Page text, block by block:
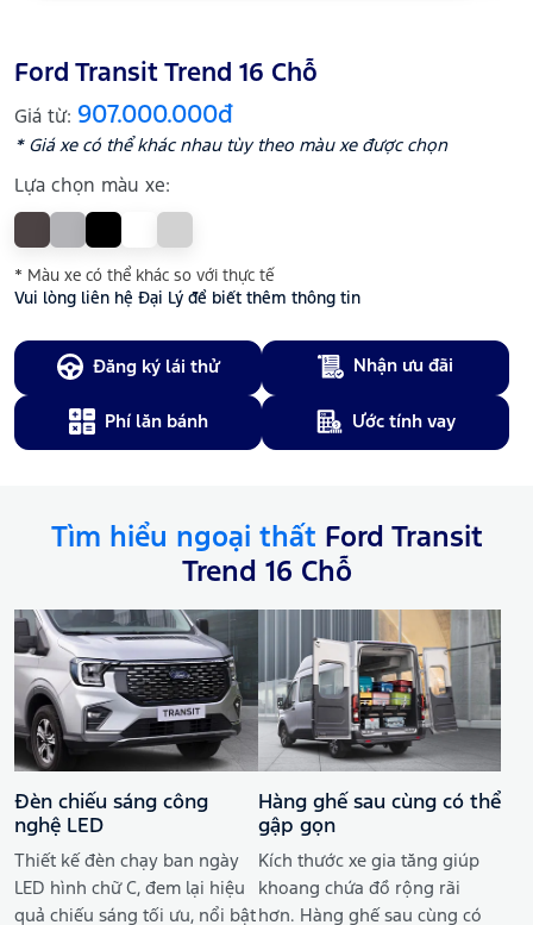
Ford Transit Trend 16 Chỗ
Giá từ: 907.000.000đ
* Giá xe có thể khác nhau tùy theo màu xe được chọn
Lựa chọn màu xe:
* Màu xe có thể khác so với thực tế
Vui lòng liên hệ Đại Lý để biết thêm thông tin
Đăng ký lái thử Nhận ưu đãi
Phí lăn bánh Ước tính vay
Tìm hiểu ngoại thất Ford Transit
Trend 16 Chỗ
Đèn chiếu sáng công
nghệ LED
Thiết kế đèn chạy ban ngày
LED hình chữ C, đem lại hiệu
quả chiếu sáng tối ưu, nổi bật
Hàng ghế sau cùng có thể
gập gọn
Kích thước xe gia tăng giúp
khoang chứa đồ rộng rãi
hơn. Hàng ghế sau cùng có